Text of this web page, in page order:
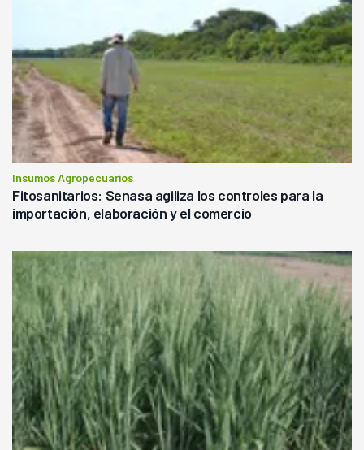
Insumos Agropecuarios
Fitosanitarios: Senasa agiliza los controles para la
importación, elaboración y el comercio